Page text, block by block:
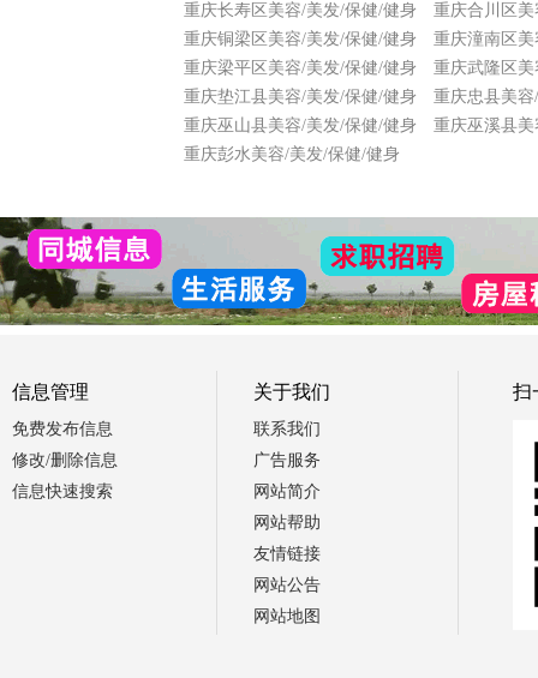
重庆长寿区美容/美发/保健/健身
重庆合川区
重庆铜梁区美容/美发/保健/健身
重庆潼南区
重庆梁平区美容/美发/保健/健身
重庆武隆区
重庆垫江县美容/美发/保健/健身
重庆忠县美
重庆巫山县美容/美发/保健/健身
重庆巫溪县
重庆彭水美容/美发/保健/健身
信息管理
免费发布信息
修改/删除信息
信息快速搜索
关于我们
联系我们
广告服务
网站简介
网站帮助
友情链接
网站公告
网站地图
扫